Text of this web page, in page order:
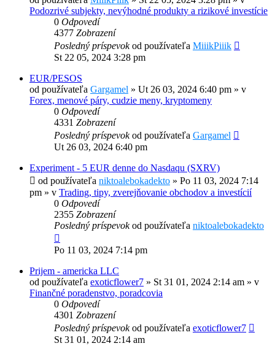
Podozrivé subjekty, nevýhodné produkty a rizikové investície
0 Odpovedí
4377 Zobrazení
Posledný príspevokod používateľa MiiikPiiik
St 22 05, 2024 3:28 pm
EUR/PESOS
od používateľa Gargamel » Ut 26 03, 2024 6:40 pm » v
Forex, menové páry, cudzie meny, kryptomeny
0 Odpovedí
4331 Zobrazení
Posledný príspevokod používateľa Gargamel
Ut 26 03, 2024 6:40 pm
Experiment - 5 EUR denne do Nasdaqu (SXRV)
od používateľa niktoalebokadekto » Po 11 03, 2024 7:14
pm » v Trading, tipy, zverejňovanie obchodov a investícií
0 Odpovedí
2355 Zobrazení
Posledný príspevokod používateľa niktoalebokadekto
Po 11 03, 2024 7:14 pm
Prijem - americka LLC
od používateľa exoticflower7 » St 31 01, 2024 2:14 am » v
Finančné poradenstvo, poradcovia
0 Odpovedí
4301 Zobrazení
Posledný príspevokod používateľa exoticflower7
St 31 01, 2024 2:14 am